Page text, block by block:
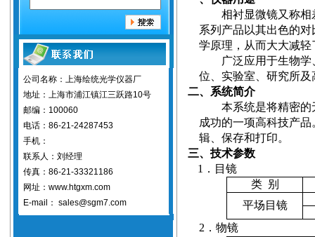
公司名称：上海绘统光学仪器厂
地址：上海市浦江镇江三跃路10号
邮编：100060
电话：86-21-24287453
手机：
联系人：刘经理
传真：86-21-33321186
网址：www.htgxm.com
E-mail： sales@sgm7.com
相衬显微镜又称
系列产品以其出色的
学原理，从而大大减
广泛应用于生物
位、实验室、研究所
二、系统简介
本系统是将精密
成功的一项高科技产
辑、保存和打印。
三、技术参数
1 ．目镜
类 别
平场目镜
2 ．物镜